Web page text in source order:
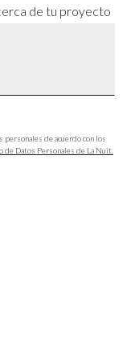
de tu proyecto
de acuerdo con los
de Datos Personales de La Nuit.